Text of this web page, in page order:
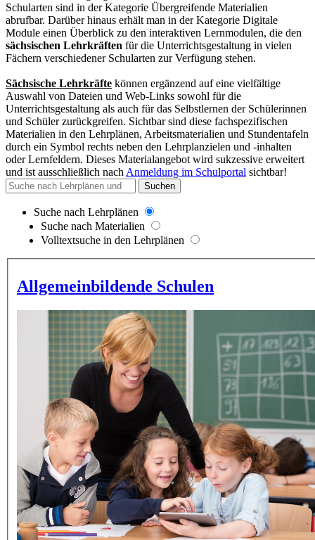
Schularten sind in der Kategorie Übergreifende Materialien
abrufbar. Darüber hinaus erhält man in der Kategorie Digitale
Module einen Überblick zu den interaktiven Lernmodulen, die den
sächsischen Lehrkräften für die Unterrichtsgestaltung in vielen
Fächern verschiedener Schularten zur Verfügung stehen.
Sächsische Lehrkräfte können ergänzend auf eine vielfältige
Auswahl von Dateien und Web-Links sowohl für die
Unterrichtsgestaltung als auch für das Selbstlernen der Schülerinnen
und Schüler zurückgreifen. Sichtbar sind diese fachspezifischen
Materialien in den Lehrplänen, Arbeitsmaterialien und Stundentafeln
durch ein Symbol rechts neben den Lehrplanzielen und -inhalten
oder Lernfeldern. Dieses Materialangebot wird sukzessive erweitert
und ist ausschließlich nach Anmeldung im Schulportal sichtbar!
Suchen
Suche nach Lehrplänen
Suche nach Materialien
Volltextsuche in den Lehrplänen
Allgemeinbildende Schulen